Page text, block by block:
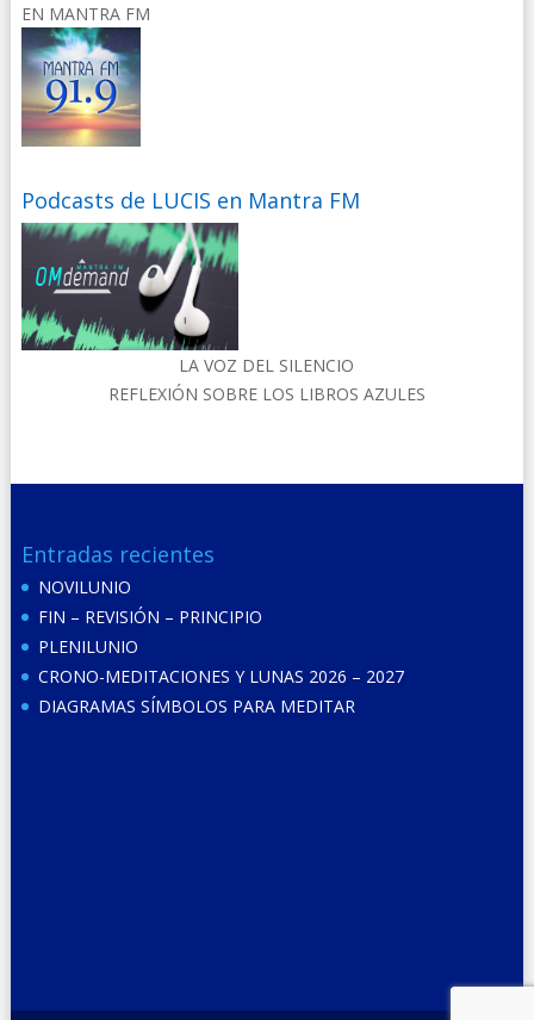
EN MANTRA FM
Podcasts de LUCIS en Mantra FM
LA VOZ DEL SILENCIO
REFLEXIÓN SOBRE LOS LIBROS AZULES
Entradas recientes
NOVILUNIO
FIN – REVISIÓN – PRINCIPIO
PLENILUNIO
CRONO-MEDITACIONES Y LUNAS 2026 – 2027
DIAGRAMAS SÍMBOLOS PARA MEDITAR